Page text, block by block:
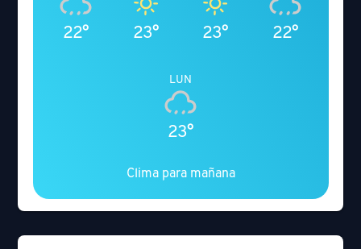
22° 23° 23° 22°
LUN
23°
Clima para mañana